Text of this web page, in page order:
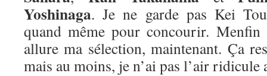
Yoshinaga. Je ne garde pas Kei
quand même pour concourir.
allure ma sélection, maintenant. Ça
mais au moins, je n’ai pas l’air ridicule